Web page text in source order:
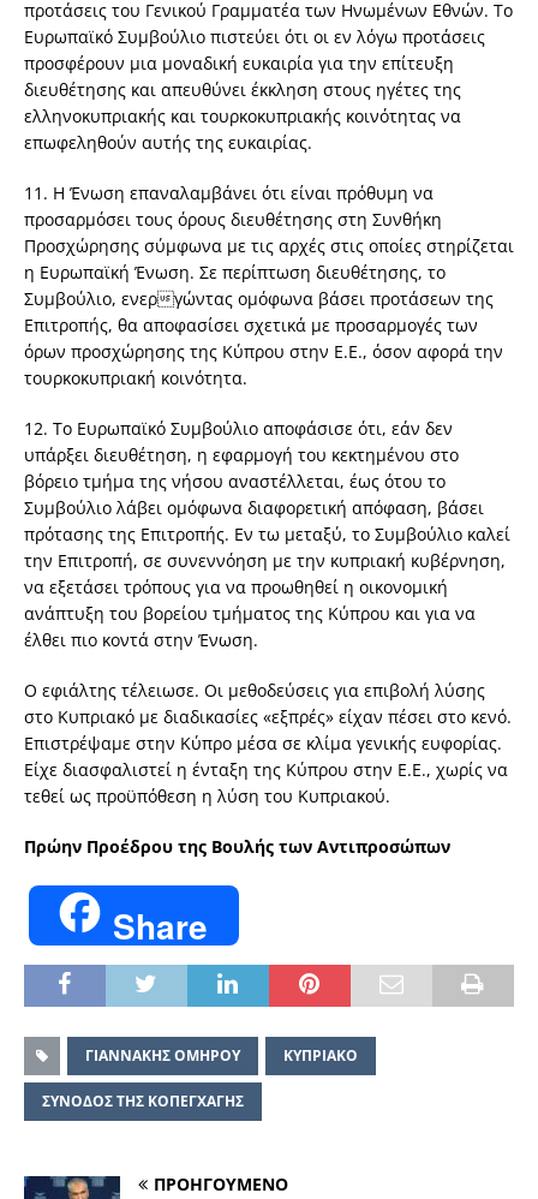
προτάσεις του Γενικού Γραμματέα των Ηνωμένων Εθνών. Το
Ευρωπαϊκό Συμβούλιο πιστεύει ότι οι εν λόγω προτάσεις
προσφέρουν μια μοναδική ευκαιρία για την επίτευξη
διευθέτησης και απευθύνει έκκληση στους ηγέτες της
ελληνοκυπριακής και τουρκοκυπριακής κοινότητας να
επωφεληθούν αυτής της ευκαιρίας.
11. Η Ένωση επαναλαμβάνει ότι είναι πρόθυμη να
προσαρμόσει τους όρους διευθέτησης στη Συνθήκη
Προσχώρησης σύμφωνα με τις αρχές στις οποίες στηρίζεται
η Ευρωπαϊκή Ένωση. Σε περίπτωση διευθέτησης, το
Συμβούλιο, ενεργώντας ομόφωνα βάσει προτάσεων της
Επιτροπής, θα αποφασίσει σχετικά με προσαρμογές των
όρων προσχώρησης της Κύπρου στην Ε.Ε., όσον αφορά την
τουρκοκυπριακή κοινότητα.
12. Το Ευρωπαϊκό Συμβούλιο αποφάσισε ότι, εάν δεν
υπάρξει διευθέτηση, η εφαρμογή του κεκτημένου στο
βόρειο τμήμα της νήσου αναστέλλεται, έως ότου το
Συμβούλιο λάβει ομόφωνα διαφορετική απόφαση, βάσει
πρότασης της Επιτροπής. Εν τω μεταξύ, το Συμβούλιο καλεί
την Επιτροπή, σε συνεννόηση με την κυπριακή κυβέρνηση,
να εξετάσει τρόπους για να προωθηθεί η οικονομική
ανάπτυξη του βορείου τμήματος της Κύπρου και για να
έλθει πιο κοντά στην Ένωση.
Ο εφιάλτης τέλειωσε. Οι μεθοδεύσεις για επιβολή λύσης
στο Κυπριακό με διαδικασίες «εξπρές» είχαν πέσει στο κενό.
Επιστρέψαμε στην Κύπρο μέσα σε κλίμα γενικής ευφορίας.
Είχε διασφαλιστεί η ένταξη της Κύπρου στην Ε.Ε., χωρίς να
τεθεί ως προϋπόθεση η λύση του Κυπριακού.
Πρώην Προέδρου της Βουλής των Αντιπροσώπων
Share
ΓΙΑΝΝΑΚΗΣ ΟΜΗΡΟΥ ΚΥΠΡΙΑΚΟ
ΣΥΝΟΔΟΣ ΤΗΣ ΚΟΠΕΓΧΑΓΗΣ
ΠΡΟΗΓΟΥΜΕΝΟ